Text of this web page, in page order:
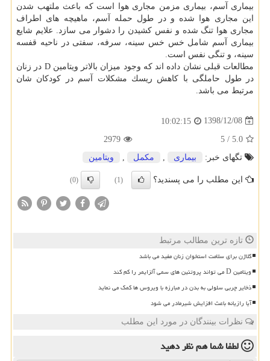
بیماری آسم، بیماری مزمن مجاری هوا است كه باعث ملتهب شدن
این مجاری هوا شده و در طول حمله آسم، ماهیچه های اطراف
مجاری هوا تنگ شده و نفس كشیدن را دشوار می سازد. علایم شایع
بیماری آسم شامل خس خس سینه، سرفه، سفتی در ناحیه قفسه
سینه، و تنگی نفس است.
مطالعات قبلی نشان داده اند كه وجود میزان بالاتر ویتامین D در زنان
در طول حاملگی با كاهش ریسك مشكلات آسم در كودكان شان
مرتبط می باشد.
1398/12/08
10:02:15
5.0
/
5
2979
تگهای خبر:
بیماری , مكمل , ویتامین
این مطلب را می پسندید؟ (1)
(0)
تازه ترین مطالب مرتبط
کلاژن برای سلامت استخوان زنان مفید می باشد
ویتامین D می تواند پروتئین های سمی آلزایمر را کم کند
ذخایر چربی سلولی به بدن در مبارزه با ویروس ها کمک می نماید
آیا رازیانه باعث افزایش شیرمادر می شود
نظرات بینندگان در مورد این مطلب
لطفا شما همنظر دهید